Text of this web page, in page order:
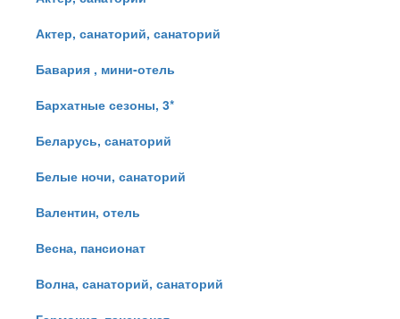
Актер, санаторий, санаторий
Бавария , мини-отель
Бархатные сезоны, 3*
Беларусь, санаторий
Белые ночи, санаторий
Валентин, отель
Весна, пансионат
Волна, санаторий, санаторий